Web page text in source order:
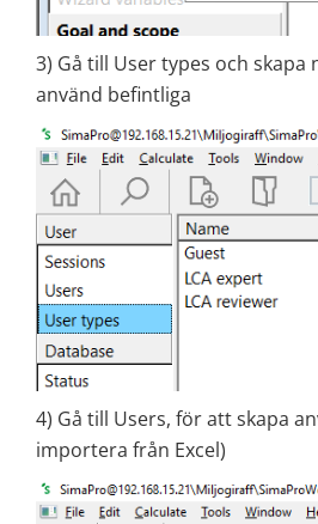
3) Gå till User types och skapa
använd befintliga
4) Gå till Users, för att skapa
importera från Excel)